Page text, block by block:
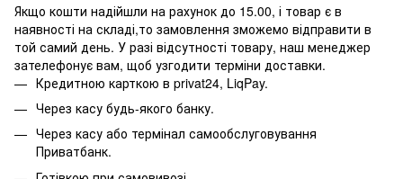
Якщо кошти надійшли на рахунок до 15.00, і товар є в
наявності на складі,то замовлення зможемо відправити в
той самий день. У разі відсутності товару, наш менеджер
зателефонує вам, щоб узгодити терміни доставки.
Кредитною карткою в privat24, LiqPay.
Через касу будь-якого банку.
Через касу або термінал самообслуговування
Приватбанк.